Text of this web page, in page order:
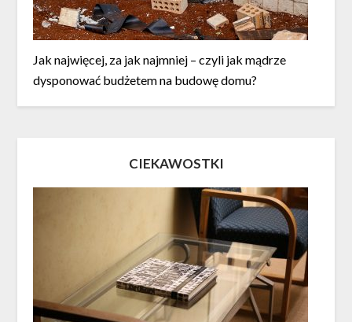
Jak najwięcej, za jak najmniej – czyli jak mądrze
dysponować budżetem na budowę domu?
CIEKAWOSTKI